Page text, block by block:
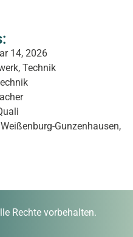
14, 2026
, Technik
Gunzenhausen,
Rechte vorbehalten.